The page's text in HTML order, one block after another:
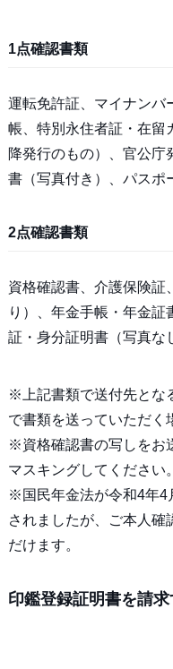
1点確認書類
運転免許証、マイナンバ
帳、特別永住者証・在留
降発行のもの）、官公庁
書（写真付き）、パスポ
2点確認書類
資格確認書、介護保険証
り）、年金手帳・年金
証・身分証明書（写真な
※上記書類で送付先とな
で書類を送っていただく
※資格確認書の写しをお
マスキングしてください。
※国民年金法が令和4年4
されましたが、ご本人確
だけます。
印鑑登録証明書を